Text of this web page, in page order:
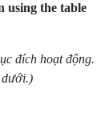
using the table
đích hoạt động.
dưới.)